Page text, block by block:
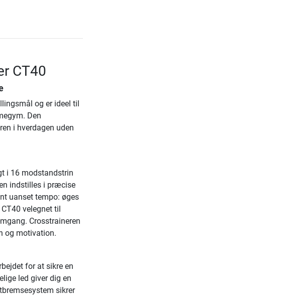
CT40
og er ideel til
Den
i hverdagen uden
i 16 modstandstrin
indstilles i præcise
uanset tempo: øges
velegnet til
Crosstraineren
og motivation.
for at sikre en
led giver dig en
sikrer